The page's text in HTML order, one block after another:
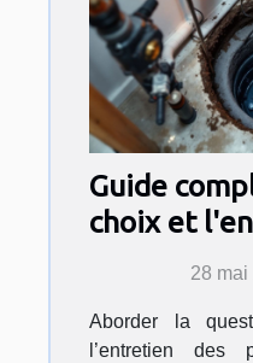
Guide
choix et
pompes de
28
Aborder la
l’entretien des